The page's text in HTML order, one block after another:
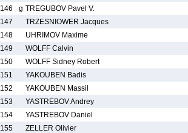
146
g TREGUBOV Pavel V.
147
TRZESNIOWER Jacques
148
UHRIMOV Maxime
149
WOLFF Calvin
150
WOLFF Sidney Robert
151
YAKOUBEN Badis
152
YAKOUBEN Massil
153
YASTREBOV Andrey
154
YASTREBOV Daniel
155
ZELLER Olivier